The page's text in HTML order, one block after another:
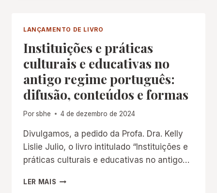
ANPED
LANÇAMENTO DE LIVRO
Instituições e práticas
culturais e educativas no
antigo regime português:
difusão, conteúdos e formas
Porsbhe 4 de dezembro de 2024
Divulgamos, a pedido da Profa. Dra. Kelly
Lislie Julio, o livro intitulado “Instituições e
práticas culturais e educativas no antigo…
LER MAIS INSTITUIÇÕES